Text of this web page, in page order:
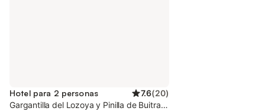
Hotel para 2 personas 7.6(20)
Gargantilla del Lozoya y Pinilla de Buitrago, Provincia de Madrid